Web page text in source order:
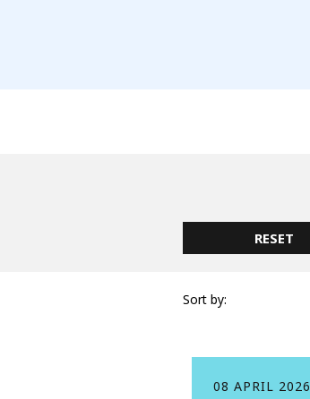
Sort by:
08 APRIL 2026